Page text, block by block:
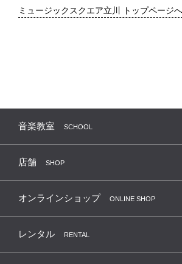
ミュージックスクエア立川 トップページへ
音楽教室 SCHOOL
店舗 SHOP
オンラインショップ ONLINE SHOP
レンタル RENTAL